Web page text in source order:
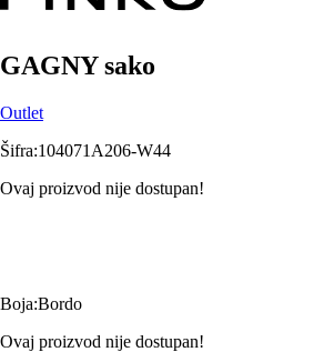
GAGNY sako
Outlet
Šifra:104071A206-W44
Ovaj proizvod nije dostupan!
Boja:Bordo
Ovaj proizvod nije dostupan!